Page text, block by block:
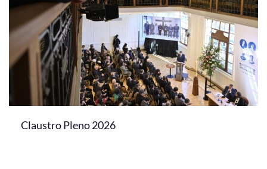
Claustro Pleno 2026